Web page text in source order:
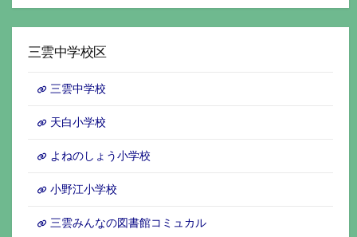
ア
イ
三雲中学校区
三雲中学校
天白小学校
よねのしょう小学校
小野江小学校
三雲みんなの図書館コミュカル